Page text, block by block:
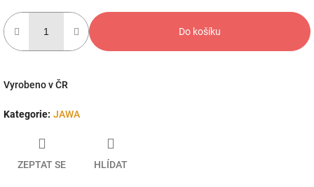
Do košíku
Vyrobeno v ČR
Kategorie: JAWA
ZEPTAT SE HLÍDAT